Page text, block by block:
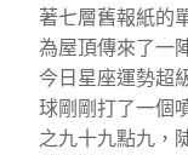
著七層舊報紙的
為屋頂傳來了一
今日星座運勢超
球剛剛打了一個
之九十九點九，